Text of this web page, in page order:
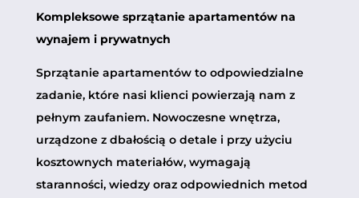
Kompleksowe sprzątanie apartamentów na
wynajem i prywatnych
Sprzątanie apartamentów to odpowiedzialne
zadanie, które nasi klienci powierzają nam z
pełnym zaufaniem. Nowoczesne wnętrza,
urządzone z dbałością o detale i przy użyciu
kosztownych materiałów, wymagają
staranności, wiedzy oraz odpowiednich metod